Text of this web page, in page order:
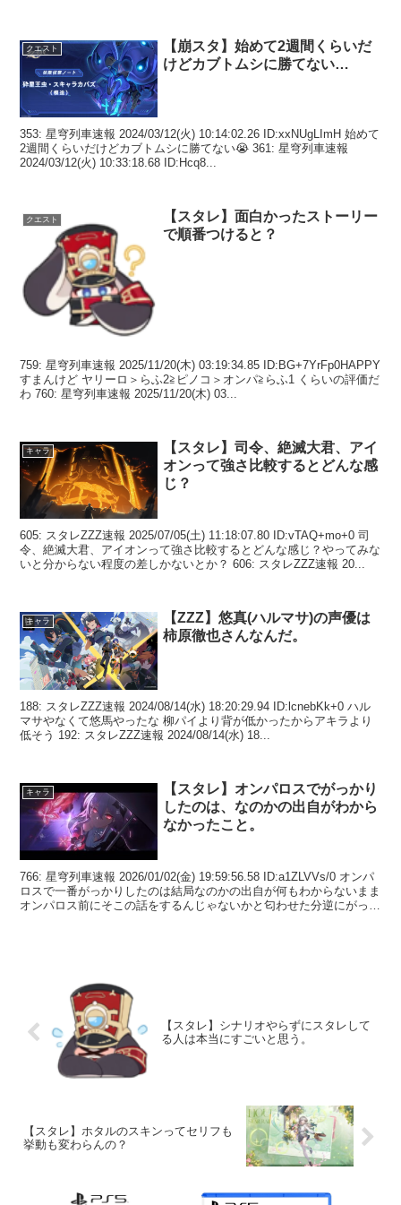
クエスト
【崩スタ】始めて2週間くらいだ
けどカブトムシに勝てない…
353: 星穹列車速報 2024/03/12(火) 10:14:02.26 ID:xxNUgLImH 始めて
2週間くらいだけどカブトムシに勝てない😭 361: 星穹列車速報
2024/03/12(火) 10:33:18.68 ID:Hcq8...
クエスト
【スタレ】面白かったストーリー
で順番つけると？
759: 星穹列車速報 2025/11/20(木) 03:19:34.85 ID:BG+7YrFp0HAPPY
すまんけど ヤリーロ＞らふ2≧ピノコ＞オンパ≧らふ1 くらいの評価だ
わ 760: 星穹列車速報 2025/11/20(木) 03...
キャラ
【スタレ】司令、絶滅大君、アイ
オンって強さ比較するとどんな感
じ？
605: スタレZZZ速報 2025/07/05(土) 11:18:07.80 ID:vTAQ+mo+0 司
令、絶滅大君、アイオンって強さ比較するとどんな感じ？やってみな
いと分からない程度の差しかないとか？ 606: スタレZZZ速報 20...
キャラ
【ZZZ】悠真(ハルマサ)の声優は
柿原徹也さんなんだ。
188: スタレZZZ速報 2024/08/14(水) 18:20:29.94 ID:lcnebKk+0 ハル
マサやなくて悠馬やったな 柳パイより背が低かったからアキラより
低そう 192: スタレZZZ速報 2024/08/14(水) 18...
キャラ
【スタレ】オンパロスでがっかり
したのは、なのかの出自がわから
なかったこと。
766: 星穹列車速報 2026/01/02(金) 19:59:56.58 ID:a1ZLVVs/0 オンパ
ロスで一番がっかりしたのは結局なのかの出自が何もわからないまま
オンパロス前にそこの話をするんじゃないかと匂わせた分逆にがっか
【スタレ】シナリオやらずにスタレして
る人は本当にすごいと思う。
【スタレ】ホタルのスキンってセリフも
挙動も変わらんの？